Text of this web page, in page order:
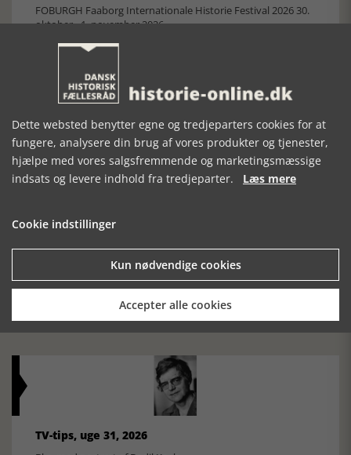
FOBURGH Faaborg Internationale Historie Festival 2026 30.
oktober - 1. november 2026
Historiens Aktører 79 - John Reed
Ole Mortensøn fortæller om den amerikanske journalist
TV-tips, uge 32, 2026
Bl.a. udsendelse om Nelson Mandela
TV-tips, uge 31, 2026
Dette websted benytter egne og tredjeparters cookies for at
fungere, analysere din brug af vores produkter og tjenester,
hjælpe med vores salgsfremmende og marketingsmæssige
indsats og levere indhold fra tredjeparter. Læs mere
Cookie indstillinger
Kun nødvendige cookies
Accepter alle cookies